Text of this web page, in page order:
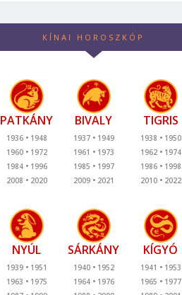
KÍNAI HOROSZKÓP
PATKÁNY
1936
1948
1960
1972
1984
1996
2008
2020
BIVALY
1937
1949
1961
1973
1985
1997
2009
2021
TIGRIS
1938
1950
1962
1974
1986
1998
2010
2022
NYÚL
1939
1951
1963
1975
SÁRKÁNY
1940
1952
1964
1976
KÍGYÓ
1941
1953
1965
1977